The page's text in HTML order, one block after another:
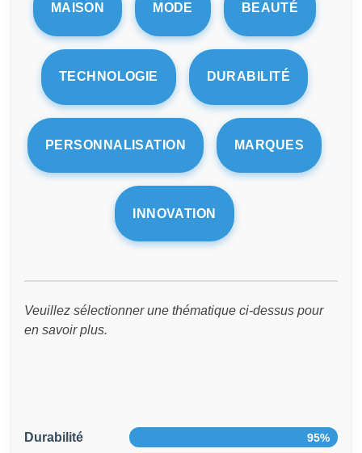
MAISON MODE BEAUTÉ
TECHNOLOGIE DURABILITÉ
PERSONNALISATION MARQUES
INNOVATION
Veuillez sélectionner une thématique ci-dessus pour
en savoir plus.
Durabilité 95%